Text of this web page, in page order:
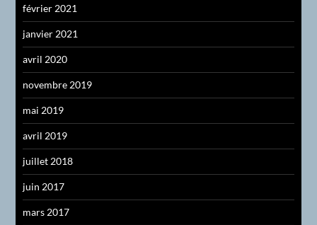
février 2021
janvier 2021
avril 2020
novembre 2019
mai 2019
avril 2019
juillet 2018
juin 2017
mars 2017